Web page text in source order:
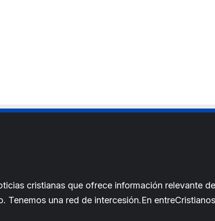
cristianas que ofrece información relevante
Tenemos una red de intercesión.En